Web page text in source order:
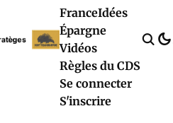
FranceIdées
Épargne
Vidéos
Règles du CDS
Se connecter
S'inscrire